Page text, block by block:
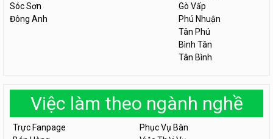
Sóc Sơn
Đông Anh
Gò Vấp
Phú Nhuận
Tân Phú
Bình Tân
Tân Bình
Việc làm theo ngành nghề
Trực Fanpage
Phục Vụ Bàn